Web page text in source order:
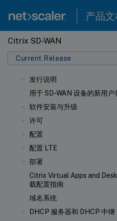
产品文
Citrix SD-WAN
Current Release
发行说明
用于 SD-WAN 设备的新用户
软件安装与升级
许可
配置
配置 LTE
部署
Citrix Virtual Apps and
载配置指南
域名系统
DHCP 服务器和 DHCP 中继